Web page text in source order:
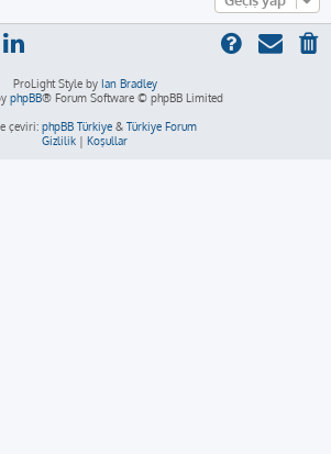
ProLight Style by Ian Bradley
phpBB® Forum Software © phpBB Limited
çeviri: phpBB Türkiye& Türkiye Forum
Gizlilik | Koşullar